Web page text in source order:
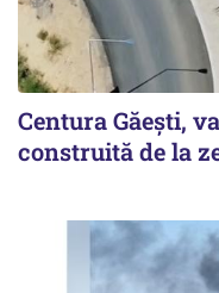
Centura Găești,
construită de la